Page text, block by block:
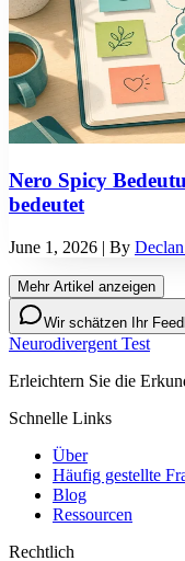
Nero Spicy
bedeutet
June 1, 2026 | By
Mehr Artikel anzeigen
Wir schätzen Ihr
Neurodivergent Test
Erleichtern Sie die
Schnelle Links
Über
Häufig gestellte
Blog
Ressourcen
Rechtlich